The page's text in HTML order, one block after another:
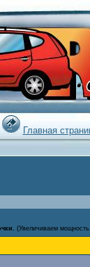
Главная
(Увеличиваем мощность